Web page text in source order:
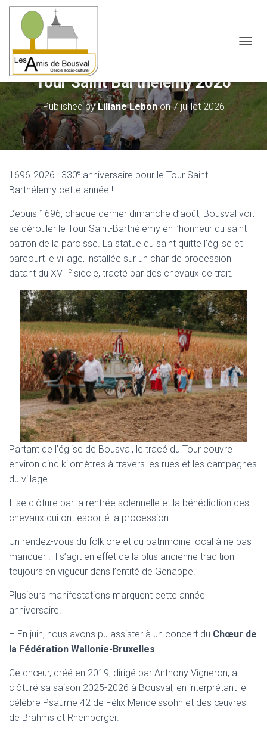
Tour Saint Barthélemy 2026
Published byLiliane Lebonon7 juillet 2026
1696-2026 : 330e anniversaire pour le Tour Saint-
Barthélemy cette année !
Depuis 1696, chaque dernier dimanche d’août, Bousval voit
se dérouler le Tour Saint-Barthélemy en l’honneur du saint
patron de la paroisse. La statue du saint quitte l’église et
parcourt le village, installée sur un char de procession
datant du XVIIe siècle, tracté par des chevaux de trait.
Partant de l’église de Bousval, le tracé du Tour couvre
environ cinq kilomètres à travers les rues et les campagnes
du village.
Il se clôture par la rentrée solennelle et la bénédiction des
chevaux qui ont escorté la procession.
Un rendez-vous du folklore et du patrimoine local à ne pas
manquer ! Il s’agit en effet de la plus ancienne tradition
toujours en vigueur dans l’entité de Genappe.
Plusieurs manifestations marquent cette année
anniversaire.
– En juin, nous avons pu assister à un concert du Chœur de
la Fédération Wallonie-Bruxelles.
Ce chœur, créé en 2019, dirigé par Anthony Vigneron, a
clôturé sa saison 2025-2026 à Bousval, en interprétant le
célèbre Psaume 42 de Félix Mendelssohn et des œuvres
de Brahms et Rheinberger.